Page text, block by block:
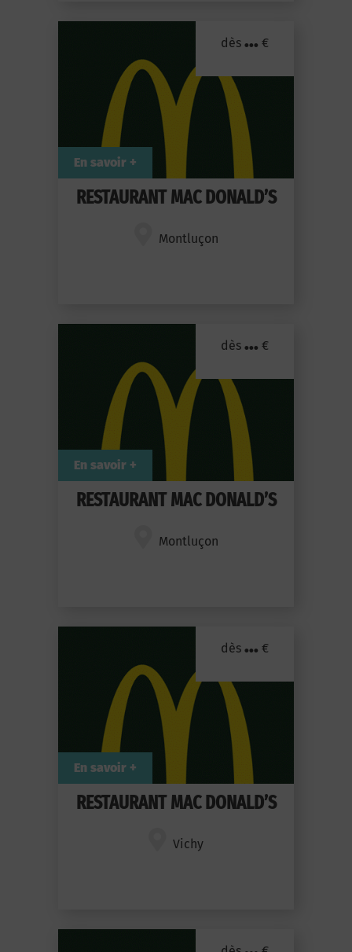
RESTAURANT MAC DONALD’S
Montluçon
dès ... €
En savoir +
RESTAURANT MAC DONALD’S
Montluçon
dès ... €
En savoir +
RESTAURANT MAC DONALD’S
Vichy
dès ... €
En savoir +